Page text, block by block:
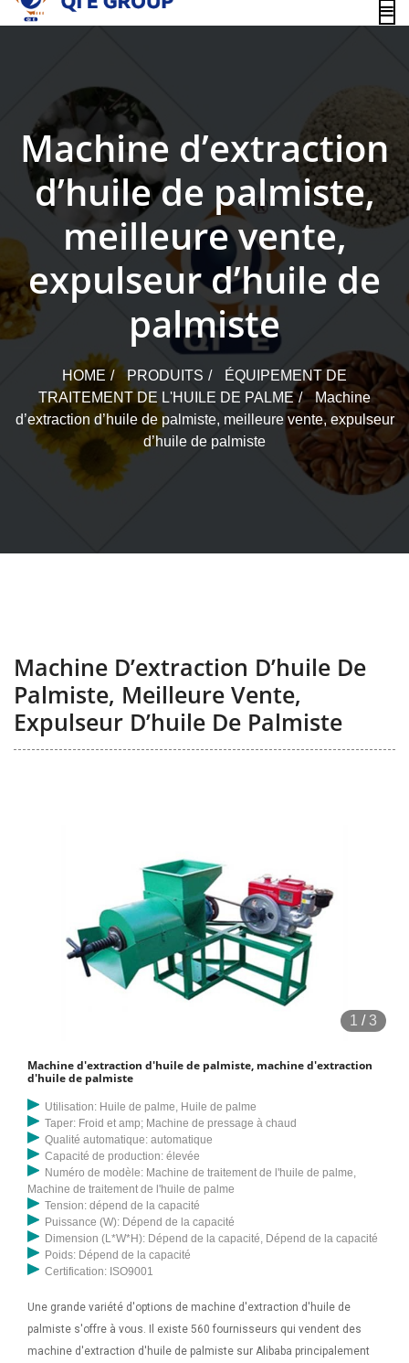
content
Machine d’extraction
d’huile de palmiste,
meilleure vente,
expulseur d’huile de
palmiste
HOME PRODUITS
ÉQUIPEMENT DE
TRAITEMENT DE L'HUILE DE PALME
Machine
d’extraction d’huile de palmiste, meilleure vente, expulseur
d’huile de palmiste
Machine D’extraction D’huile De
Palmiste, Meilleure Vente,
Expulseur D’huile De Palmiste
1 /3
Machine d'extraction d'huile de palmiste, machine d'extraction
d'huile de palmiste
Utilisation: Huile de palme, Huile de palme
Taper: Froid et amp; Machine de pressage à chaud
Qualité automatique: automatique
Capacité de production: élevée
Numéro de modèle: Machine de traitement de l'huile de palme,
Machine de traitement de l'huile de palme
Tension: dépend de la capacité
Puissance (W): Dépend de la capacité
Dimension (L*W*H): Dépend de la capacité, Dépend de la capacité
Poids: Dépend de la capacité
Certification: ISO9001
Une grande variété d'options de machine d'extraction d'huile de
palmiste s'offre à vous. Il existe 560 fournisseurs qui vendent des
machine d'extraction d'huile de palmiste sur Alibaba principalement